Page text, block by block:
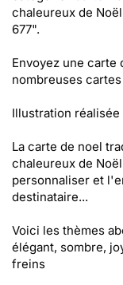
chaleureux de
677".
Envoyez une carte
nombreuses
Illustration réalisée
La carte de noel
chaleureux de
personnaliser et
destinataire...
Voici les thèmes
élégant, sombre,
freins